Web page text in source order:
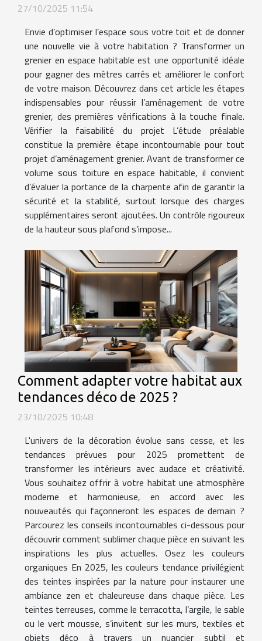
27/10/2025 11:54
Envie d’optimiser l’espace sous votre toit et de donner
une nouvelle vie à votre habitation ? Transformer un
grenier en espace habitable est une opportunité idéale
pour gagner des mètres carrés et améliorer le confort
de votre maison. Découvrez dans cet article les étapes
indispensables pour réussir l’aménagement de votre
grenier, des premières vérifications à la touche finale.
Vérifier la faisabilité du projet L’étude préalable
constitue la première étape incontournable pour tout
projet d’aménagement grenier. Avant de transformer ce
volume sous toiture en espace habitable, il convient
d’évaluer la portance de la charpente afin de garantir la
sécurité et la stabilité, surtout lorsque des charges
supplémentaires seront ajoutées. Un contrôle rigoureux
de la hauteur sous plafond s’impose...
Comment adapter votre habitat aux
tendances déco de 2025 ?
23/10/2025 10:48
L'univers de la décoration évolue sans cesse, et les
tendances prévues pour 2025 promettent de
transformer les intérieurs avec audace et créativité.
Vous souhaitez offrir à votre habitat une atmosphère
moderne et harmonieuse, en accord avec les
nouveautés qui façonneront les espaces de demain ?
Parcourez les conseils incontournables ci-dessous pour
découvrir comment sublimer chaque pièce en suivant les
inspirations les plus actuelles. Osez les couleurs
organiques En 2025, les couleurs tendance privilégient
des teintes inspirées par la nature pour instaurer une
ambiance zen et chaleureuse dans chaque pièce. Les
teintes terreuses, comme le terracotta, l’argile, le sable
ou le vert mousse, s’invitent sur les murs, textiles et
objets déco à travers un nuancier subtil et